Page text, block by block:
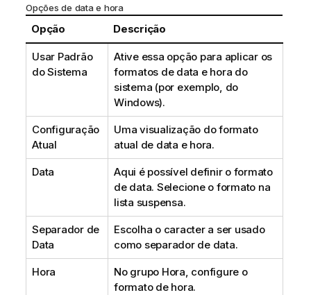
Opções de data e hora
Opção Descrição
Usar Padrão
do Sistema
Ative essa opção para aplicar os
formatos de data e hora do
sistema (por exemplo, do
Windows).
Configuração
Atual
Uma visualização do formato
atual de data e hora.
Data
Aqui é possível definir o formato
de data. Selecione o formato na
lista suspensa.
Separador de
Data
Escolha o caracter a ser usado
como separador de data.
Hora
No grupo Hora, configure o
formato de hora.